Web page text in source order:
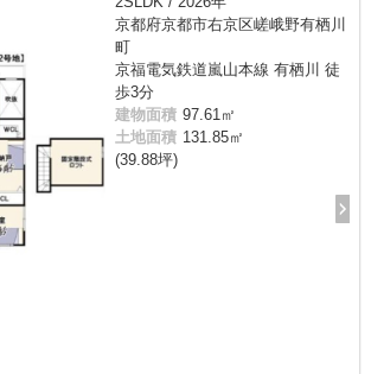
京都府京都市右京区嵯峨野有栖川
町
京福電気鉄道嵐山本線 有栖川 徒
歩3分
建物面積 97.61㎡
土地面積 131.85㎡
(39.88坪)